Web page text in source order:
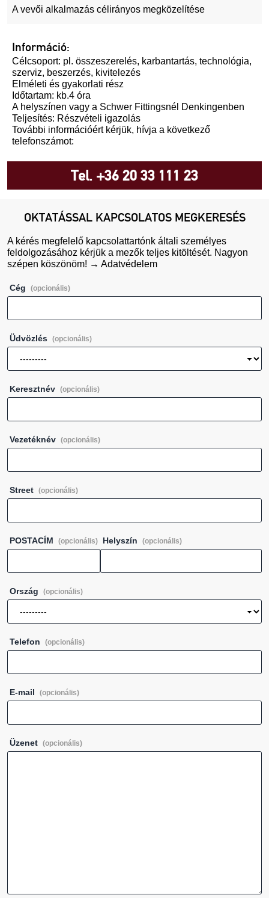
A vevői alkalmazás célirányos megközelítése
Információ:
Célcsoport: pl. összeszerelés, karbantartás, technológia,
szerviz, beszerzés, kivitelezés
Elméleti és gyakorlati rész
Időtartam: kb.4 óra
A helyszínen vagy a Schwer Fittingsnél Denkingenben
Teljesítés: Részvételi igazolás
További információért kérjük, hívja a következő
telefonszámot:
Tel. +36 20 33 111 23
OKTATÁSSAL KAPCSOLATOS MEGKERESÉS
A kérés megfelelő kapcsolattartónk általi személyes
feldolgozásához kérjük a mezők teljes kitöltését. Nagyon
szépen köszönöm! → Adatvédelem
Cég (opcionális)
Üdvözlés (opcionális)
Keresztnév (opcionális)
Vezetéknév (opcionális)
Street (opcionális)
POSTACÍM (opcionális) Helyszín (opcionális)
Ország (opcionális)
Telefon (opcionális)
E-mail (opcionális)
Üzenet (opcionális)